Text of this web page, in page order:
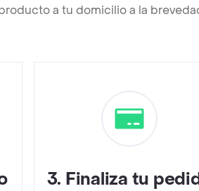
a tu domicilio a la
3. Finaliza tu